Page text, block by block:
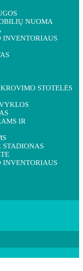
NUOMA
INVENTORIAUS
STOTELĖS
IR
STADIONAS
INVENTORIAUS